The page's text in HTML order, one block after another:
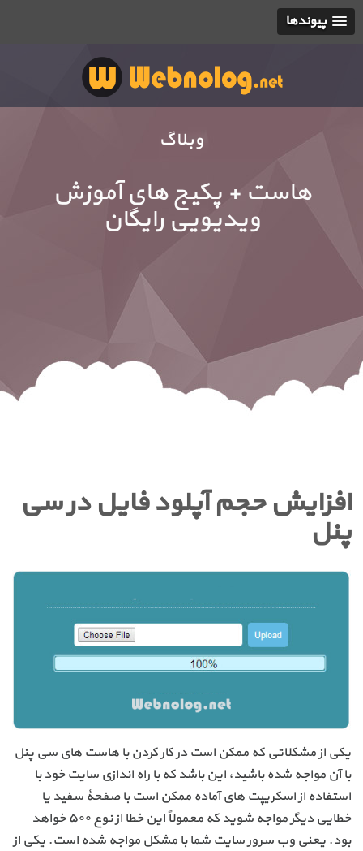
پیوندها
وبلاگ
هاست + پکیج های آموزش
ویدیویی رایگان
افزایش حجم آپلود فایل در سی
پنل
یکی از مشکلاتی که ممکن است در کار کردن با هاست های سی پنل
با آن مواجه شده باشید، این باشد که با راه اندازی سایت خود با
استفاده از اسکریپت های آماده ممکن است با صفحۀ سفید یا
خطایی دیگر مواجه شوید که معمولاً این خطا از نوع ۵۰۰ خواهد
بود. یعنی وب سرور سایت شما با مشکل مواجه شده است. یکی از